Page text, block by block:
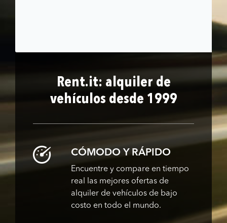
Rent.it: alquiler de
vehículos desde 1999
CÓMODO Y RÁPIDO
Encuentre y compare en tiempo
real las mejores ofertas de
alquiler de vehículos de bajo
costo en todo el mundo.